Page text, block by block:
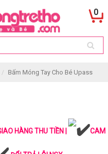
0
Bấm Móng Tay Cho Bé Upass
HÀNG THU TIỀN | CAM